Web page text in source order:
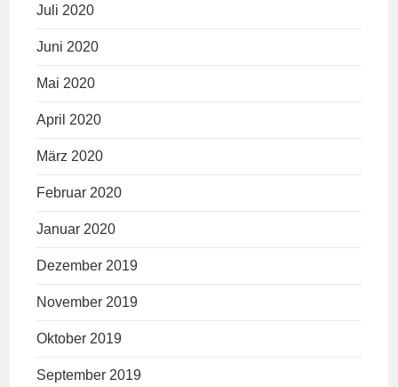
Juli 2020
Juni 2020
Mai 2020
April 2020
März 2020
Februar 2020
Januar 2020
Dezember 2019
November 2019
Oktober 2019
September 2019